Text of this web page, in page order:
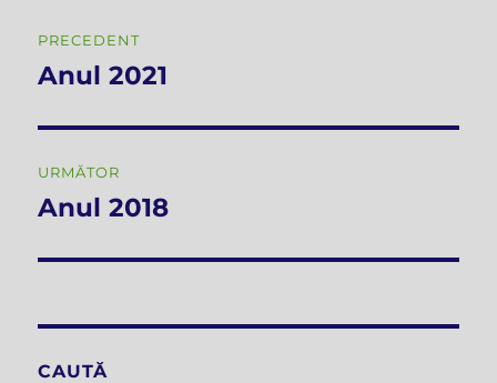
în
PRECEDENT
Articolul
Anul 2021
URMĂTOR
Articolul
Anul 2018
CAUTĂ